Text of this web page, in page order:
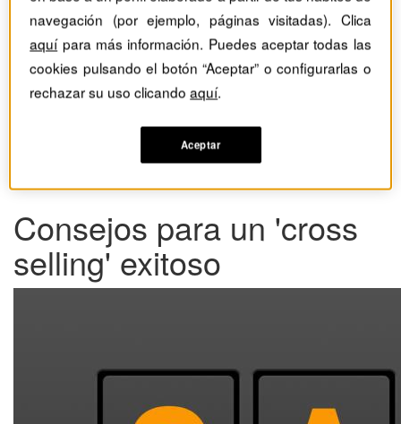
Revistas Harvard Deusto
Consejos para un 'cross
selling' exitoso
navegación (por ejemplo, páginas visitadas). Clica
aquípara más información. Puedes aceptar todas las
cookies pulsando el botón “Aceptar” o configurarlas o
rechazar su uso clicandoaquí.
Aceptar